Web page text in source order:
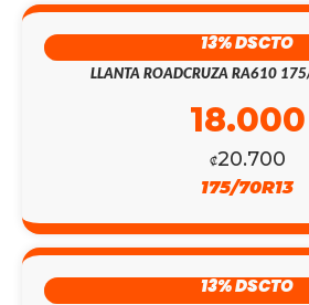
13% DSCTO
LLANTA ROADCRUZA RA610
₡20.700
18.000
175/70R13
13% DSCTO